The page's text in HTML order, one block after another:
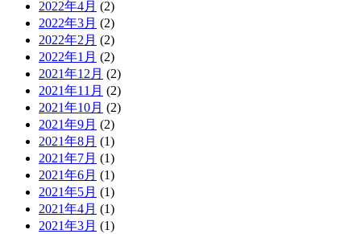
2022年4月 (2)
2022年3月 (2)
2022年2月 (2)
2022年1月 (2)
2021年12月 (2)
2021年11月 (2)
2021年10月 (2)
2021年9月 (2)
2021年8月 (1)
2021年7月 (1)
2021年6月 (1)
2021年5月 (1)
2021年4月 (1)
2021年3月 (1)